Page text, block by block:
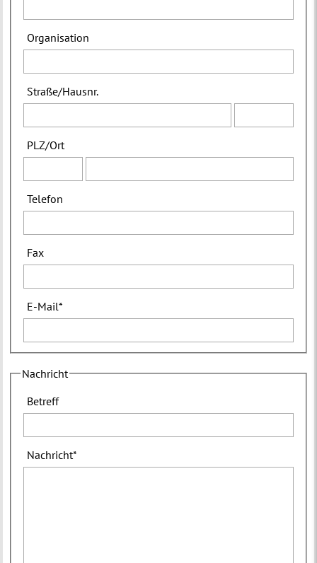
Organisation
Straße/Hausnr.
PLZ/Ort
Telefon
Fax
E-Mail*
Nachricht
Betreff
Nachricht*